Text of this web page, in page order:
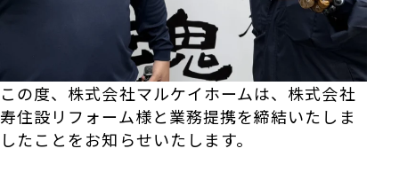
この度、株式会社マルケイホームは、株式会社
寿住設リフォーム様と業務提携を締結いたしま
したことをお知らせいたします。